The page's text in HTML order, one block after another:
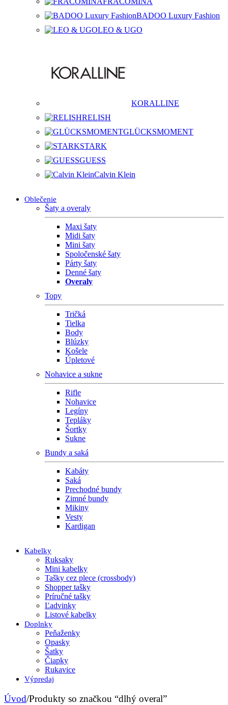
BADOO Luxury Fashion
LEO & UGO
KORALLINE
RELISH
GLÜCKSMOMENT
STARK
GUESS
Calvin Klein
Oblečenie
Šaty a overaly
Maxi šaty
Midi šaty
Mini šaty
Spoločenské šaty
Párty šaty
Denné šaty
Overaly
Topy
Tričká
Tielka
Body
Blúzky
Košele
Úpletové
Nohavice a sukne
Rifle
Nohavice
Legíny
Tepláky
Šortky
Sukne
Bundy a saká
Kabáty
Saká
Prechodné bundy
Zimné bundy
Mikiny
Vesty
Kardigan
Kabelky
Ruksaky
Mini kabelky
Tašky cez plece (crossbody)
Shopper tašky
Príručné tašky
Ľadvinky
Listové kabelky
Doplnky
Peňaženky
Opasky
Šatky
Čiapky
Rukavice
Výpredaj
Úvod/Produkty so značkou “dlhý overal”